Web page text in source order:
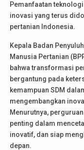
Pemanfaatan
inovasi yang terus
pertanian Indonesia.
Kepala Badan
Manusia Pertanian
bahwa transformasi
bergantung pada
kemampuan SDM
mengembangkan
Menurutnya,
penting dalam
inovatif, dan siap
depan.